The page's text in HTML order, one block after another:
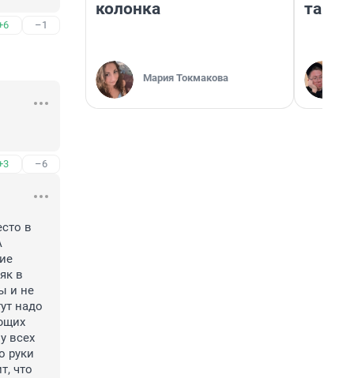
–1
–6
в
в
и не
надо
всех
руки
что
колонка
Мария Токмакова
там